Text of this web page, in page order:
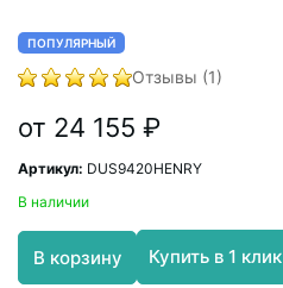
ПОПУЛЯРНЫЙ
Отзывы (1)
от 24 155 ₽
Артикул: DUS9420HENRY
В наличии
В корзину Купить в 1 клик